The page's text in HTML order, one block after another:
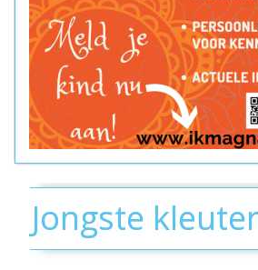
Jongste